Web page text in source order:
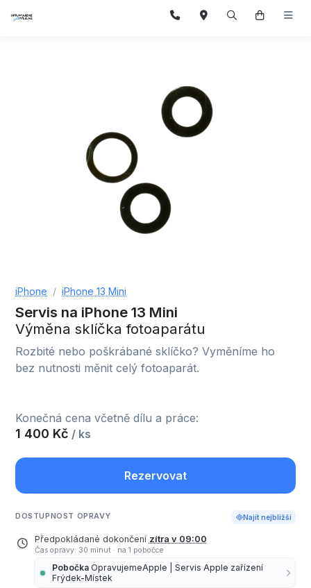
iPhone iPhone 13 Mini
Servis na iPhone 13 Mini
Výměna sklíčka fotoaparátu
Rozbité nebo poškrábané sklíčko? Vyměníme ho
bez nutnosti měnit celý fotoaparát.
Konečná cena včetně dílu a práce:
1 400 Kč / ks
Rezervovat
DOSTUPNOST OPRAVY Najít nejbližší
Předpokládané dokončení zítra v 09:00
Čas opravy: 30 minut · na 1 pobočce
Pobočka OpravujemeApple | Servis Apple zařízení
Frýdek-Místek